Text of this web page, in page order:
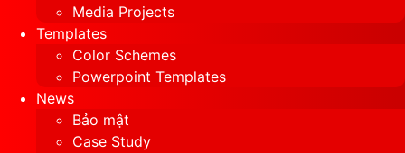
Media Projects
Templates
Color Schemes
Powerpoint Templates
News
Bảo mật
Case Study